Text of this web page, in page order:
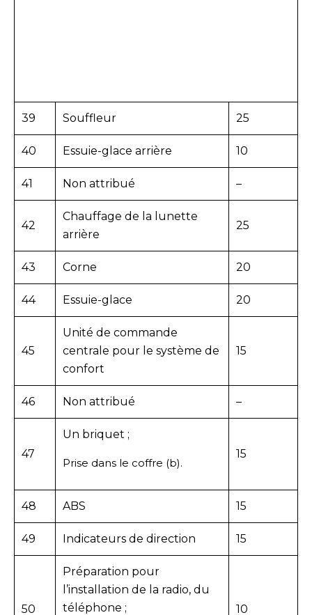
39 Souffleur 25
40 Essuie-glace arrière 10
41 Non attribué –
42
Chauffage de la lunette
arrière
25
43 Corne 20
44 Essuie-glace 20
45
Unité de commande
centrale pour le système de
confort
15
46 Non attribué –
47
Un briquet ;
Prise dans le coffre (b).
15
48 ABS 15
49 Indicateurs de direction 15
50
Préparation pour
l’installation de la radio, du
téléphone ;
10